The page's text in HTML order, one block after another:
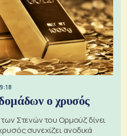
ο χρυσός
των Στενών του Ορμούζ δίνει
συνεχίζει ανοδικά